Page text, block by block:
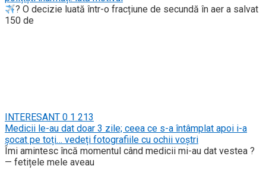
? O decizie luată într-o fracțiune de secundă în aer a salvat
150 de
INTERESANT 0 1 213
Medicii le-au dat doar 3 zile; ceea ce s-a întâmplat apoi i-a
șocat pe toți… vedeți fotografiile cu ochii voștri
Îmi amintesc încă momentul când medicii mi-au dat vestea ?
— fetițele mele aveau